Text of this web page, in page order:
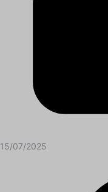
15/07/2025